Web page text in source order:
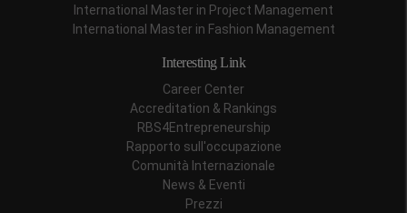
International Master in Project Management
International Master in Fashion Management
Interesting Link
Career Center
Accreditation & Rankings
RBS4Entrepreneurship
Rapporto sull'occupazione
Comunità Internazionale
News & Eventi
Prezzi